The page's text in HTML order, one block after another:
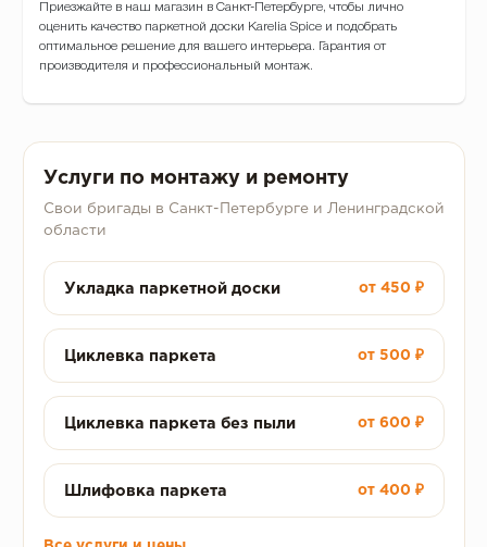
Приезжайте в наш магазин в Санкт-Петербурге, чтобы лично
оценить качество паркетной доски Karelia Spice и подобрать
оптимальное решение для вашего интерьера. Гарантия от
производителя и профессиональный монтаж.
Услуги по монтажу и ремонту
Свои бригады в Санкт-Петербурге и Ленинградской
области
Укладка паркетной доски от 450 ₽
Циклевка паркета от 500 ₽
Циклевка паркета без пыли от 600 ₽
Шлифовка паркета от 400 ₽